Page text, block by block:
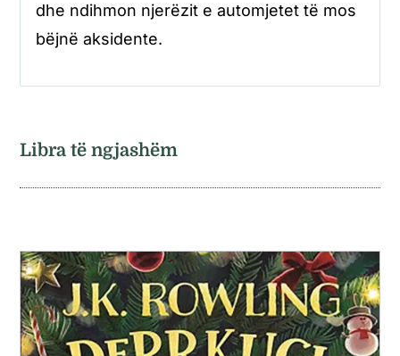
dhe ndihmon njerëzit e automjetet të mos
bëjnë aksidente.
Libra të ngjashëm